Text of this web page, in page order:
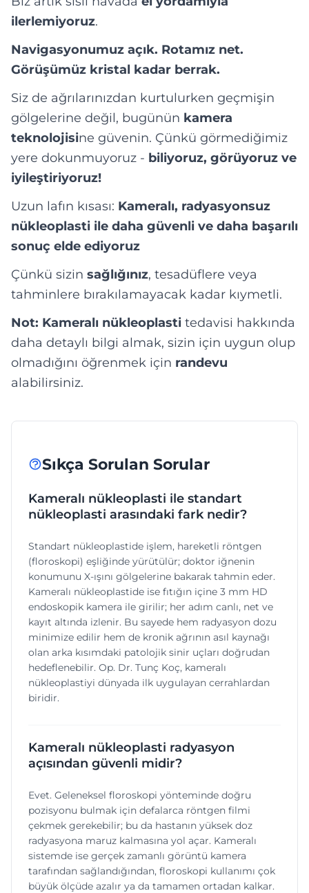
ilerlemiyoruz.
Navigasyonumuz açık. Rotamız net.
Görüşümüz kristal kadar berrak.
Siz de ağrılarınızdan kurtulurken geçmişin
gölgelerine değil, bugünün kamera
teknolojisine güvenin. Çünkü görmediğimiz
yere dokunmuyoruz - biliyoruz, görüyoruz ve
iyileştiriyoruz!
Uzun lafın kısası: Kameralı, radyasyonsuz
nükleoplasti ile daha güvenli ve daha başarılı
sonuç elde ediyoruz
Çünkü sizin sağlığınız, tesadüflere veya
tahminlere bırakılamayacak kadar kıymetli.
Not: Kameralı nükleoplasti tedavisi hakkında
daha detaylı bilgi almak, sizin için uygun olup
olmadığını öğrenmek için randevu
alabilirsiniz.
Sıkça Sorulan Sorular
Kameralı nükleoplasti ile standart
nükleoplasti arasındaki fark nedir?
Standart nükleoplastide işlem, hareketli röntgen
(floroskopi) eşliğinde yürütülür; doktor iğnenin
konumunu X-ışını gölgelerine bakarak tahmin eder.
Kameralı nükleoplastide ise fıtığın içine 3 mm HD
endoskopik kamera ile girilir; her adım canlı, net ve
kayıt altında izlenir. Bu sayede hem radyasyon dozu
minimize edilir hem de kronik ağrının asıl kaynağı
olan arka kısımdaki patolojik sinir uçları doğrudan
hedeflenebilir. Op. Dr. Tunç Koç, kameralı
nükleoplastiyi dünyada ilk uygulayan cerrahlardan
biridir.
Kameralı nükleoplasti radyasyon
açısından güvenli midir?
Evet. Geleneksel floroskopi yönteminde doğru
pozisyonu bulmak için defalarca röntgen filmi
çekmek gerekebilir; bu da hastanın yüksek doz
radyasyona maruz kalmasına yol açar. Kameralı
sistemde ise gerçek zamanlı görüntü kamera
tarafından sağlandığından, floroskopi kullanımı çok
büyük ölçüde azalır ya da tamamen ortadan kalkar.